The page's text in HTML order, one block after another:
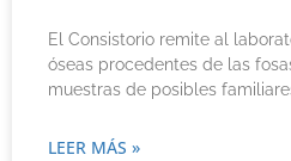
El Consistorio remite al
óseas procedentes de las
muestras de posibles
LEER MÁS »